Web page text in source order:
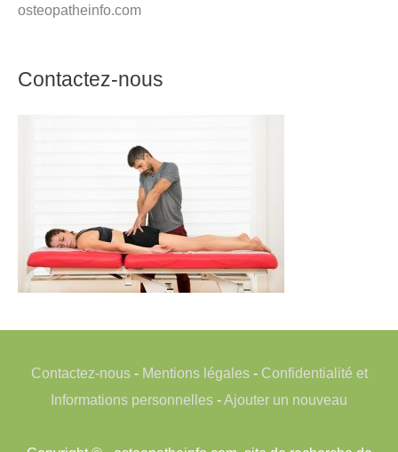
osteopatheinfo.com
Contactez-nous
Contactez-nous- Mentions légales- Confidentialité et
Informations personnelles -Ajouter un nouveau